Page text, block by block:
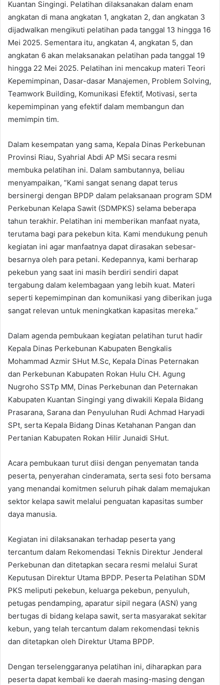
Kuantan Singingi. Pelatihan dilaksanakan dalam enam
angkatan di mana angkatan 1, angkatan 2, dan angkatan 3
dijadwalkan mengikuti pelatihan pada tanggal 13 hingga 16
Mei 2025. Sementara itu, angkatan 4, angkatan 5, dan
angkatan 6 akan melaksanakan pelatihan pada tanggal 19
hingga 22 Mei 2025. Pelatihan ini mencakup materi Teori
Kepemimpinan, Dasar-dasar Manajemen, Problem Solving,
Teamwork Building, Komunikasi Efektif, Motivasi, serta
kepemimpinan yang efektif dalam membangun dan
memimpin tim.
Dalam kesempatan yang sama, Kepala Dinas Perkebunan
Provinsi Riau, Syahrial Abdi AP MSi secara resmi
membuka pelatihan ini. Dalam sambutannya, beliau
menyampaikan, “Kami sangat senang dapat terus
bersinergi dengan BPDP dalam pelaksanaan program SDM
Perkebunan Kelapa Sawit (SDMPKS) selama beberapa
tahun terakhir. Pelatihan ini memberikan manfaat nyata,
terutama bagi para pekebun kita. Kami mendukung penuh
kegiatan ini agar manfaatnya dapat dirasakan sebesar-
besarnya oleh para petani. Kedepannya, kami berharap
pekebun yang saat ini masih berdiri sendiri dapat
tergabung dalam kelembagaan yang lebih kuat. Materi
seperti kepemimpinan dan komunikasi yang diberikan juga
sangat relevan untuk meningkatkan kapasitas mereka.”
Dalam agenda pembukaan kegiatan pelatihan turut hadir
Kepala Dinas Perkebunan Kabupaten Bengkalis
Mohammad Azmir SHut M.Sc, Kepala Dinas Peternakan
dan Perkebunan Kabupaten Rokan Hulu CH. Agung
Nugroho SSTp MM, Dinas Perkebunan dan Peternakan
Kabupaten Kuantan Singingi yang diwakili Kepala Bidang
Prasarana, Sarana dan Penyuluhan Rudi Achmad Haryadi
SPt, serta Kepala Bidang Dinas Ketahanan Pangan dan
Pertanian Kabupaten Rokan Hilir Junaidi SHut.
Acara pembukaan turut diisi dengan penyematan tanda
peserta, penyerahan cinderamata, serta sesi foto bersama
yang menandai komitmen seluruh pihak dalam memajukan
sektor kelapa sawit melalui penguatan kapasitas sumber
daya manusia.
Kegiatan ini dilaksanakan terhadap peserta yang
tercantum dalam Rekomendasi Teknis Direktur Jenderal
Perkebunan dan ditetapkan secara resmi melalui Surat
Keputusan Direktur Utama BPDP. Peserta Pelatihan SDM
PKS meliputi pekebun, keluarga pekebun, penyuluh,
petugas pendamping, aparatur sipil negara (ASN) yang
bertugas di bidang kelapa sawit, serta masyarakat sekitar
kebun, yang telah tercantum dalam rekomendasi teknis
dan ditetapkan oleh Direktur Utama BPDP.
Dengan terselenggaranya pelatihan ini, diharapkan para
peserta dapat kembali ke daerah masing-masing dengan